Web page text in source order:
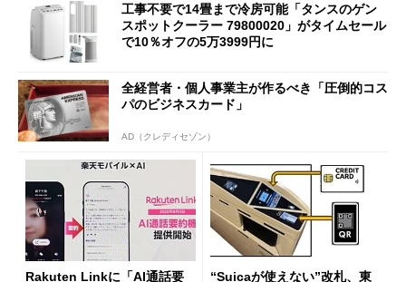
工事不要で14畳まで冷房可能「タンスのゲン
スポットクーラー 79800020」がタイムセール
で10％オフの5万3999円に
全経営者・個人事業主が作るべき「圧倒的コス
パのビジネスカード」
AD（クレディセゾン）
Rakuten Linkに「AI通話要 “Suicaが使えない”改札、東